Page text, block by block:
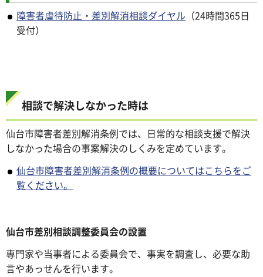
障害者虐待防止・差別解消相談ダイヤル （24時間365日
受付）
相談で解決しなかった時は
仙台市障害者差別解消条例では、日常的な相談支援で解決
しなかった場合の事案解決のしくみを定めています。
仙台市障害者差別解消条例の概要についてはこちらをご
覧ください。
仙台市差別相談調整委員会の設置
専門家や当事者による委員会で、事実を調査し、必要な助
言やあっせんを行います。